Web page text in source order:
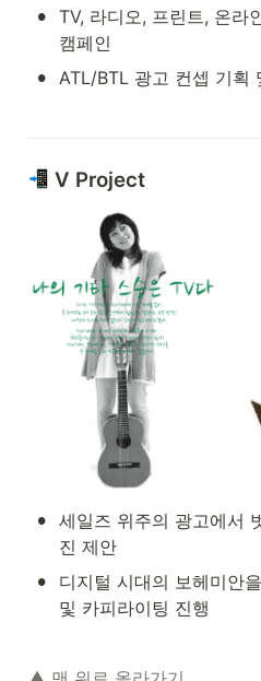
• TV, 라디오, 프린트, 온라
캠페인
• ATL/BTL 광고 컨셉 기획
V Project
• 세일즈 위주의 광고에서
진 제안
•
디지털 시대의 보헤미안
및 카피라이팅 진행